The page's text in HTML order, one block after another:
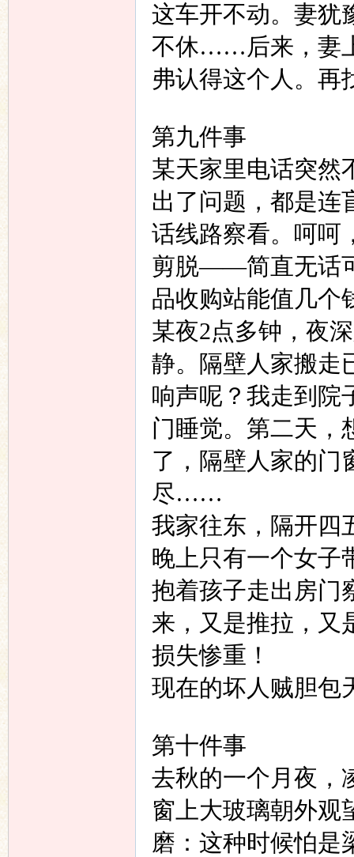
这车开不动。妻犹
不休……后来，妻
弗认得这个人。再
第九件事
某天家里电话突然
出了问题，都是连
话线路察看。呵呵
剪脱——简直无话
品收购站能值几个
某夜2点多钟，夜
静。隔壁人家搬走
响声呢？我走到院
门睡觉。第二天，
了，隔壁人家的门
尽……
我家往东，隔开四
晚上只有一个女子
抱着孩子走出房门
来，又是推拉，
损失惨重！
现在的坏人贼胆包
第十件事
去秋的一个月夜，
窗上大玻璃朝外观
磨：这种时候怕